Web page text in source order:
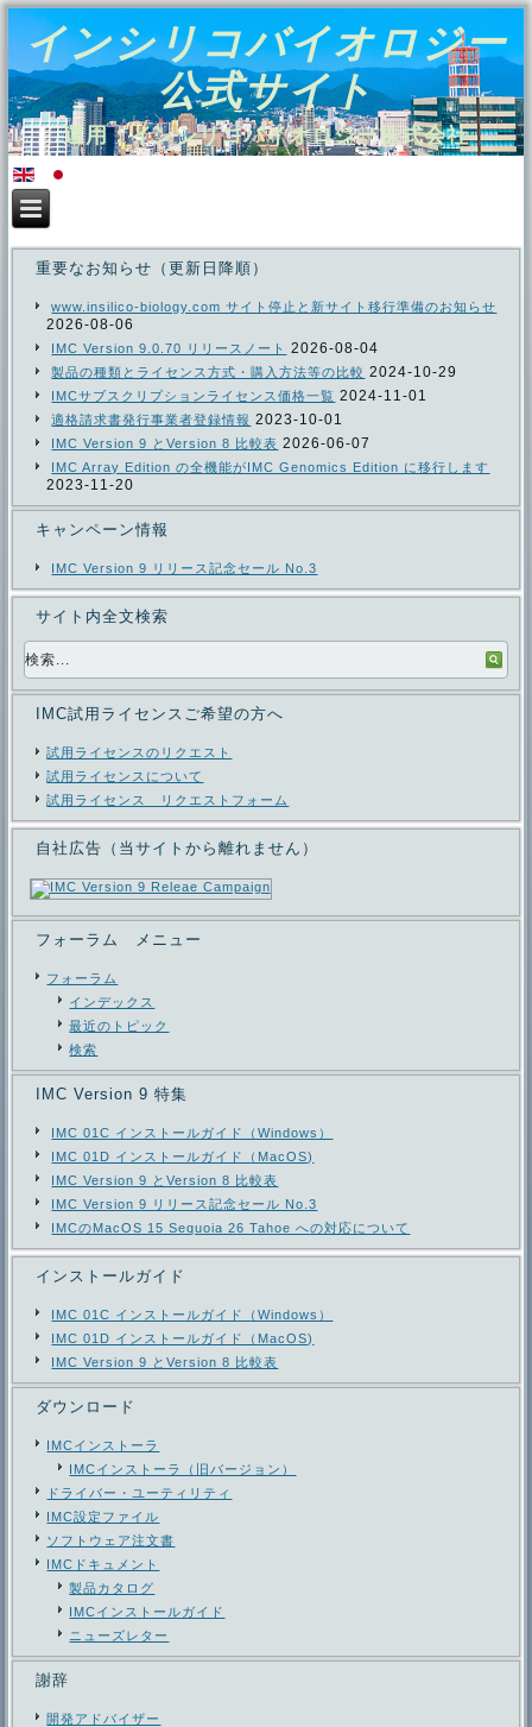
インシリコバイオロジー
公式サイト
運用：インシリコバイオロジー株式会社
重要なお知らせ（更新日降順）
www.insilico-biology.com サイト停止と新サイト移行準備のお知らせ
2026-08-06
IMC Version 9.0.70 リリースノート 2026-08-04
製品の種類とライセンス方式・購入方法等の比較 2024-10-29
IMCサブスクリプションライセンス価格一覧 2024-11-01
適格請求書発行事業者登録情報 2023-10-01
IMC Version 9 とVersion 8 比較表 2026-06-07
IMC Array Edition の全機能がIMC Genomics Edition に移行します
2023-11-20
キャンペーン情報
IMC Version 9 リリース記念セール No.3
サイト内全文検索
IMC試用ライセンスご希望の方へ
試用ライセンスのリクエスト
試用ライセンスについて
試用ライセンス リクエストフォーム
自社広告（当サイトから離れません）
フォーラム メニュー
フォーラム
インデックス
最近のトピック
検索
IMC Version 9 特集
IMC 01C インストールガイド（Windows）
IMC 01D インストールガイド（MacOS)
IMC Version 9 とVersion 8 比較表
IMC Version 9 リリース記念セール No.3
IMCのMacOS 15 Sequoia 26 Tahoe への対応について
インストールガイド
IMC 01C インストールガイド（Windows）
IMC 01D インストールガイド（MacOS)
IMC Version 9 とVersion 8 比較表
ダウンロード
IMCインストーラ
IMCインストーラ（旧バージョン）
ドライバー・ユーティリティ
IMC設定ファイル
ソフトウェア注文書
IMCドキュメント
製品カタログ
IMCインストールガイド
ニューズレター
謝辞
開発アドバイザー